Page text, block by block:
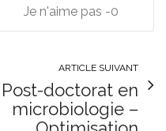
0
ARTICLE SUIVANT
Post-doctorat en
microbiologie –